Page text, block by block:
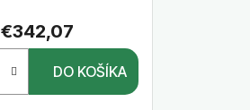
€342,07
DO KOŠÍKA